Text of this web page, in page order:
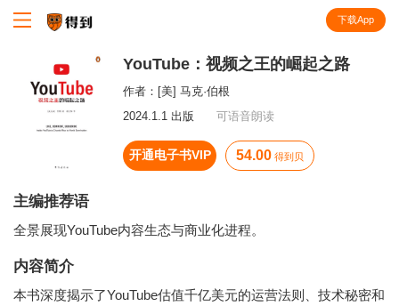
下载App
YouTube：视频之王的崛起之路
作者： [美] 马克·伯根
2024.1.1 出版
可语音朗读
开通电子书VIP 54.00 得到贝
主编推荐语
全景展现YouTube内容生态与商业化进程。
内容简介
本书深度揭示了YouTube估值千亿美元的运营法则、技术秘密和